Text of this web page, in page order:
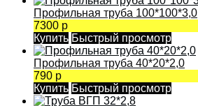
Профильная труба 100*100*3,0
7300 р
Купить Быстрый просмотр
Профильная труба 40*20*2,0
790 р
Купить Быстрый просмотр